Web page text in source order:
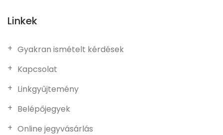
Linkek
Gyakran ismételt kérdések
Kapcsolat
Linkgyűjtemény
Belépőjegyek
Online jegyvásárlás